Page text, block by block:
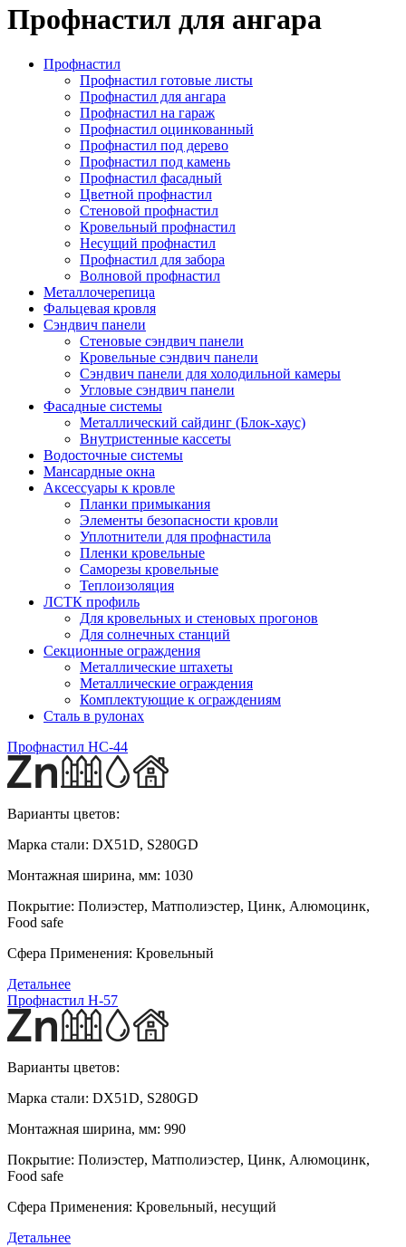
Профнастил для ангара
Профнастил
Профнастил готовые листы
Профнастил для ангара
Профнастил на гараж
Профнастил оцинкованный
Профнастил под дерево
Профнастил под камень
Профнастил фасадный
Цветной профнастил
Стеновой профнастил
Кровельный профнастил
Несущий профнастил
Профнастил для забора
Волновой профнастил
Металлочерепица
Фальцевая кровля
Сэндвич панели
Стеновые сэндвич панели
Кровельные сэндвич панели
Сэндвич панели для холодильной камеры
Угловые сэндвич панели
Фасадные системы
Металлический сайдинг (Блок-хаус)
Внутристенные кассеты
Водосточные системы
Мансардные окна
Аксессуары к кровле
Планки примыкания
Элементы безопасности кровли
Уплотнители для профнастила
Пленки кровельные
Саморезы кровельные
Теплоизоляция
ЛСТК профиль
Для кровельных и стеновых прогонов
Для солнечных станций
Секционные ограждения
Металлические штахеты
Металлические ограждения
Комплектующие к ограждениям
Сталь в рулонах
Профнастил HС-44
Варианты цветов:
Марка стали: DX51D, S280GD
Монтажная ширина, мм: 1030
Покрытие: Полиэстер, Матполиэстер, Цинк, Алюмоцинк,
Food safe
Сфера Применения: Кровельный
Детальнее
Профнастил H-57
Варианты цветов:
Марка стали: DX51D, S280GD
Монтажная ширина, мм: 990
Покрытие: Полиэстер, Матполиэстер, Цинк, Алюмоцинк,
Food safe
Сфера Применения: Кровельный, несущий
Детальнее